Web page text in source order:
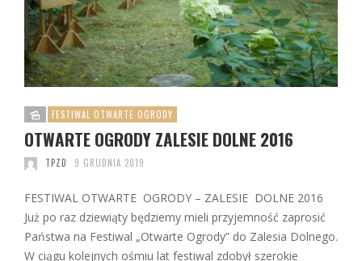
FESTIWAL OTWARTE OGRODY
OTWARTE OGRODY ZALESIE DOLNE 2016
TPZD 9 GRUDNIA 2019
FESTIWAL OTWARTE OGRODY – ZALESIE DOLNE 2016
Już po raz dziewiąty będziemy mieli przyjemność zaprosić
Państwa na Festiwal „Otwarte Ogrody” do Zalesia Dolnego.
W ciągu kolejnych ośmiu lat festiwal zdobył szerokie